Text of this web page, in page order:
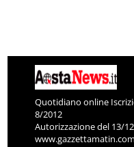
Quotidiano online
8/2012
Autorizzazione del 13/
www.gazzettamatin.com